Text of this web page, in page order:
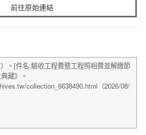
前往原始連結